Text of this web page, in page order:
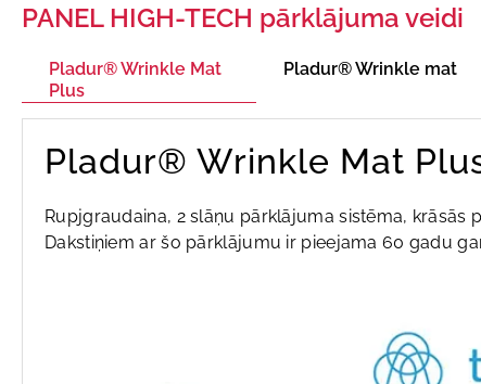
PANEL HIGH-TECH pārklājuma veidi
Pladur® Wrinkle Mat
Plus
Pladur® Wrinkle mat
Pladur® Wrinkle Mat
Rupjgraudaina, 2 slāņu pārklājuma sistēma,
Dakstiņiem ar šo pārklājumu ir pieejama 60 gadu